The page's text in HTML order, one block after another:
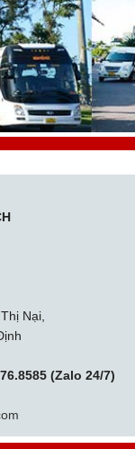
Nại,
(Zalo 24/7)